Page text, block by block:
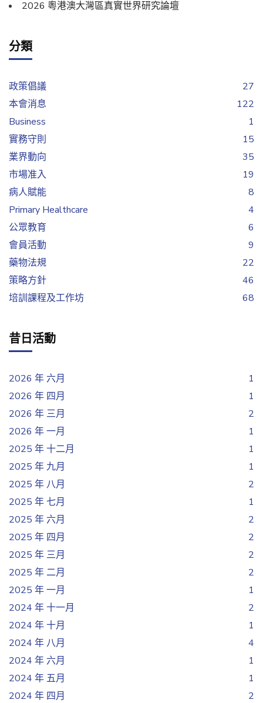
2026 粵港澳大灣區真實世界研究論壇
分類
政策倡議
27
本會消息
122
Business
1
實務守則
15
業界動向
35
市場准入
19
病人賦能
8
Primary Healthcare
4
公眾教育
6
會員活動
9
藥物法規
22
策略方針
46
培訓課程及工作坊
68
昔日活動
2026 年 六月
1
2026 年 四月
1
2026 年 三月
2
2026 年 一月
1
2025 年 十二月
1
2025 年 九月
1
2025 年 八月
2
2025 年 七月
1
2025 年 六月
2
2025 年 四月
2
2025 年 三月
2
2025 年 二月
2
2025 年 一月
1
2024 年 十一月
2
2024 年 十月
1
2024 年 八月
4
2024 年 六月
1
2024 年 五月
1
2024 年 四月
2